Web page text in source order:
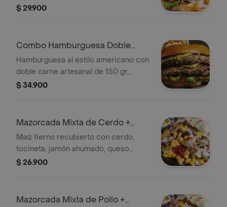
pepinillos, tomate, lechuga, anillos de
$ 29.900
Combo Hamburguesa Doble
Brunch
Hamburguesa al estilo americano con
doble carne artesanal de 150 gr,
tocineta, pepinillos, tomate, lechuga,
$ 34.900
Mazorcada Mixta de Cerdo +
Bebida
Maíz tierno recubierto con cerdo,
tocineta, jamón ahumado, queso
mozzarella, papa cabello de ángel,
$ 26.900
Mazorcada Mixta de Pollo +